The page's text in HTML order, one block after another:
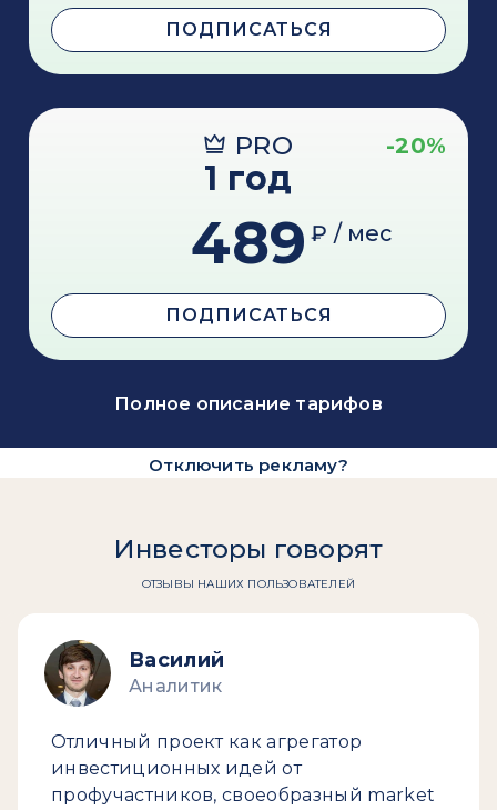
ПОДПИСАТЬСЯ
PRO -20%
1 год
489 ₽ / мес
ПОДПИСАТЬСЯ
Полное описание тарифов
Отключить рекламу?
Инвесторы говорят
ОТЗЫВЫ НАШИХ ПОЛЬЗОВАТЕЛЕЙ
Василий
Аналитик
Отличный проект как агрегатор
инвестиционных идей от
профучастников, своеобразный market